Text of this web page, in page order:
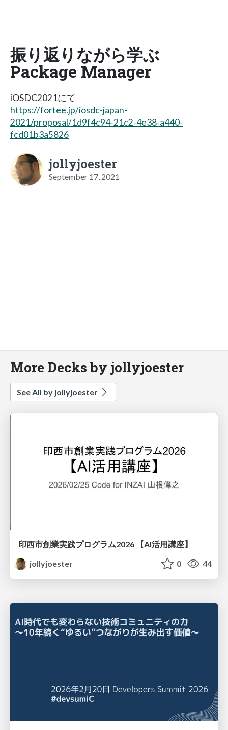
振り返りながら学ぶ
Package Manager
iOSDC2021にて
https://fortee.jp/iosdc-japan-
2021/proposal/1d9f4c94-21c2-4e38-a440-
fcd01b3a5826
jollyjoester
September 17, 2021
More Decks by jollyjoester
See All by jollyjoester
印西市創業実践プログラム2026 【AI活用講座】
jollyjoester
0 44